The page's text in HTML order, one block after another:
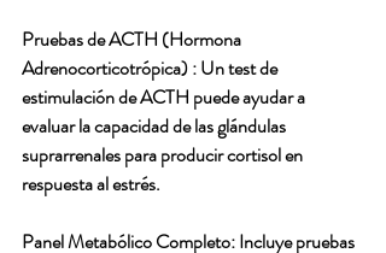
Pruebas de ACTH (Hormona
Adrenocorticotrópica) : Un test de
estimulación de ACTH puede ayudar a
evaluar la capacidad de las glándulas
suprarrenales para producir cortisol en
respuesta al estrés.
Panel Metabólico Completo: Incluye pruebas